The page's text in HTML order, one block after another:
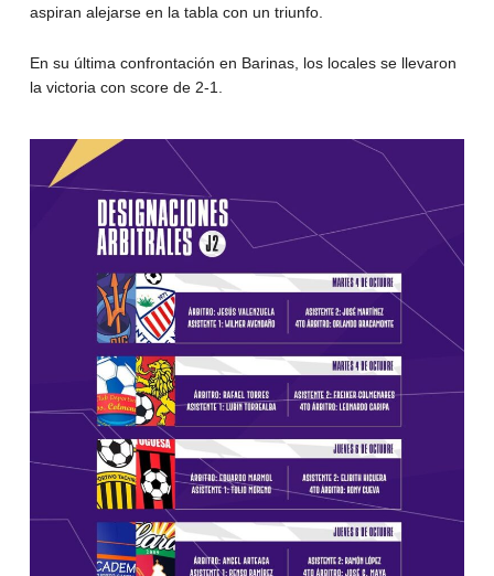
aspiran alejarse en la tabla con un triunfo.
En su última confrontación en Barinas, los locales se llevaron
la victoria con score de 2-1.